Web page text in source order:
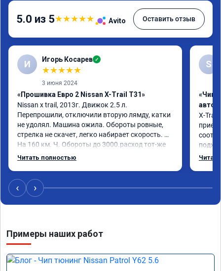
5.0 из 5★★★★★ Avito Оставить отзыв
И Игорь Косарев ✓
★★★★★
3 июня 2024
«Прошивка Евро 2 Nissan X-Trail T31»
Nissan x trаil, 2013г. Движок 2.5 л.
Перепрошили, отключили вторую лямду, катки
не удолял. Машина ожила. Обороты ровные,
стрелка не скачет, легко набирает скорость.
На 160 км. Ч. Обороты до 3000.расход тот-же
без изменения 12л. Услугой доволен.
Читать полностью
S
«Чип
X-Trail
‹ ›
Примеры наших работ